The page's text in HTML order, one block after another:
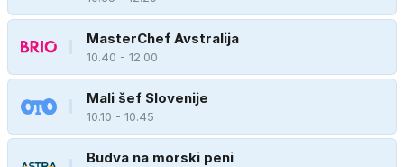
MasterChef Avstralija
10.40 - 12.00
Mali šef Slovenije
10.10 - 10.45
Budva na morski peni